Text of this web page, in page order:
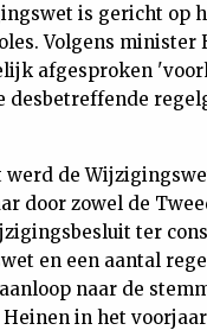
is gericht op
Volgens
afgesproken
desbetreffende
werd de
door zowel de
ter
en een aantal
naar de
in het